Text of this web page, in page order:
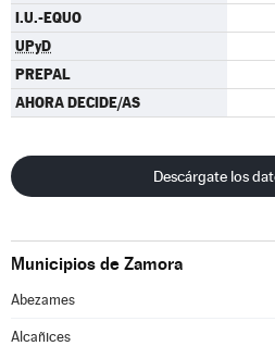
I.U.-EQUO
UPyD
PREPAL
AHORA DECIDE/AS
Descárgate los
Municipios de Zamora
Abezames
Alcañices